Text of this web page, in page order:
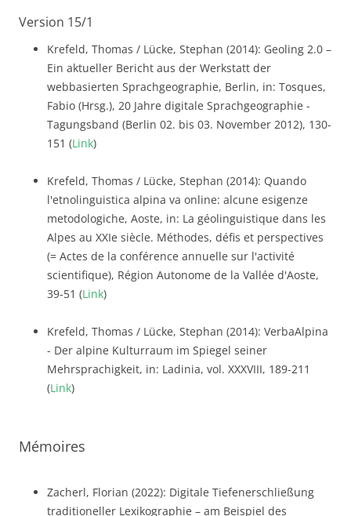
Version 15/1
Krefeld, Thomas / Lücke, Stephan (2014): Geoling 2.0 –
Ein aktueller Bericht aus der Werkstatt der
webbasierten Sprachgeographie, Berlin, in: Tosques,
Fabio (Hrsg.), 20 Jahre digitale Sprachgeographie -
Tagungsband (Berlin 02. bis 03. November 2012), 130-
151 (Link)
Krefeld, Thomas / Lücke, Stephan (2014): Quando
l'etnolinguistica alpina va online: alcune esigenze
metodologiche, Aoste, in: La géolinguistique dans les
Alpes au XXIe siècle. Méthodes, défis et perspectives
(= Actes de la conférence annuelle sur l'activité
scientifique), Région Autonome de la Vallée d'Aoste,
39-51 (Link)
Krefeld, Thomas / Lücke, Stephan (2014): VerbaAlpina
- Der alpine Kulturraum im Spiegel seiner
Mehrsprachigkeit, in: Ladinia, vol. XXXVIII, 189-211
(Link)
Mémoires
Zacherl, Florian (2022): Digitale Tiefenerschließung
traditioneller Lexikographie – am Beispiel des